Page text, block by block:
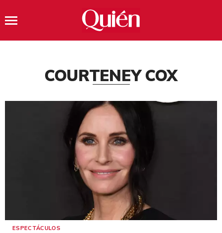
COURTENEY COX
ESPECTÁCULOS